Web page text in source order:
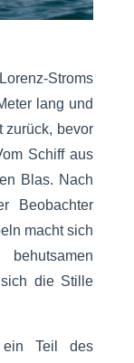
Stroms
lang und
zurück, bevor
Schiff aus
Blas. Nach
Beobachter
macht sich
die Stille
ein Teil des